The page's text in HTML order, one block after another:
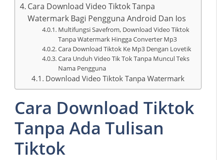
Cara Download Video Tiktok Tanpa
Watermark Bagi Pengguna Android Dan Ios
Multifungsi Savefrom, Download Video Tiktok
Tanpa Watermark Hingga Converter Mp3
Cara Download Tiktok Ke Mp3 Dengan Lovetik
Cara Unduh Video Tik Tok Tanpa Muncul Teks
Nama Pengguna
Download Video Tiktok Tanpa Watermark
Cara Download Tiktok
Tanpa Ada Tulisan
Tiktok